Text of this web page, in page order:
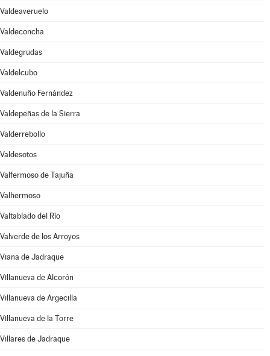
Valdeaveruelo
Valdeconcha
Valdegrudas
Valdelcubo
Valdenuño Fernández
Valdepeñas de la Sierra
Valderrebollo
Valdesotos
Valfermoso de Tajuña
Valhermoso
Valtablado del Río
Valverde de los Arroyos
Viana de Jadraque
Villanueva de Alcorón
Villanueva de Argecilla
Villanueva de la Torre
Villares de Jadraque